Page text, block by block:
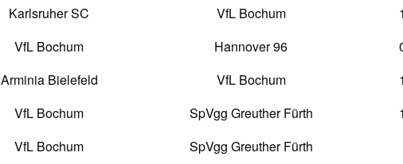
Karlsruher SC VfL Bochum
VfL Bochum Hannover 96
Arminia Bielefeld VfL Bochum
VfL Bochum SpVgg Greuther Fürth
VfL Bochum SpVgg Greuther Fürth